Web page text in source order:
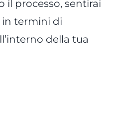
il processo, sentirai
in termini di
della tua